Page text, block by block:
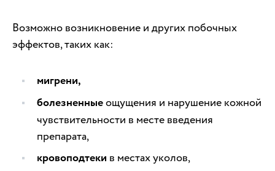
Возможно возникновение и других побочных
эффектов, таких как:
мигрени,
болезненныеощущения и нарушение кожной
чувствительности в месте введения
препарата,
кровоподтеки в местах уколов,